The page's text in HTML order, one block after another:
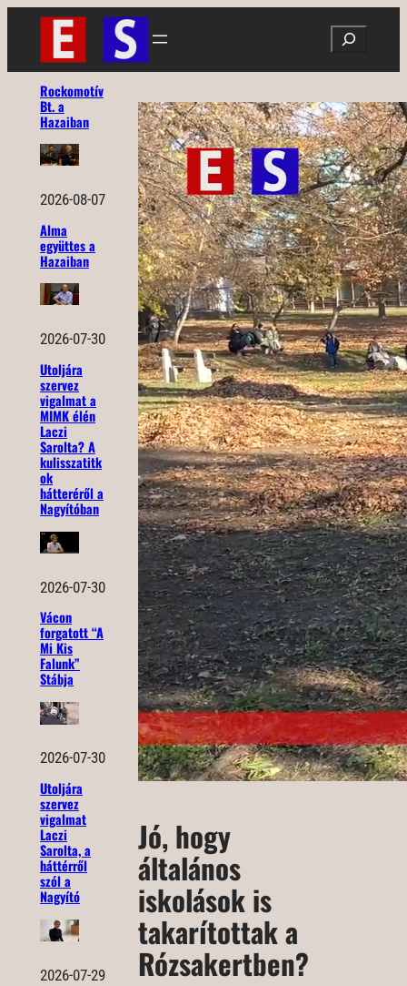
Ugrás
tartalomhoz
Search
Rockomotív
Bt. a
Hazaiban
2026-08-07
Alma
együttes a
Hazaiban
2026-07-30
Utoljára
szervez
vigalmat a
MIMK élén
Laczi
Sarolta? A
kulisszatitk
ok
hátteréről a
Nagyítóban
2026-07-30
Vácon
forgatott “A
Mi Kis
Falunk”
Stábja
2026-07-30
Utoljára
szervez
vigalmat
Laczi
Sarolta, a
háttérről
szól a
Nagyító
2026-07-29
Jó, hogy
általános
iskolások is
takarítottak a
Rózsakertben?